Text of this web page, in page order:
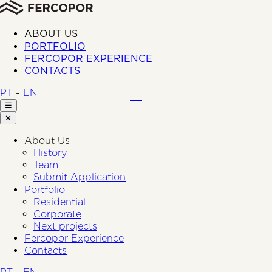
ABOUT US
PORTFOLIO
FERCOPOR EXPERIENCE
CONTACTS
PT - EN
☰
✕
About Us
History
Team
Submit Application
Portfolio
Residential
Corporate
Next projects
Fercopor Experience
Contacts